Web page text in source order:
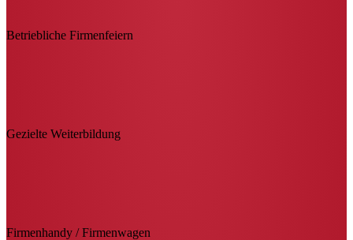
Betriebliche Firmenfeiern
Gezielte Weiterbildung
Firmenhandy / Firmenwagen